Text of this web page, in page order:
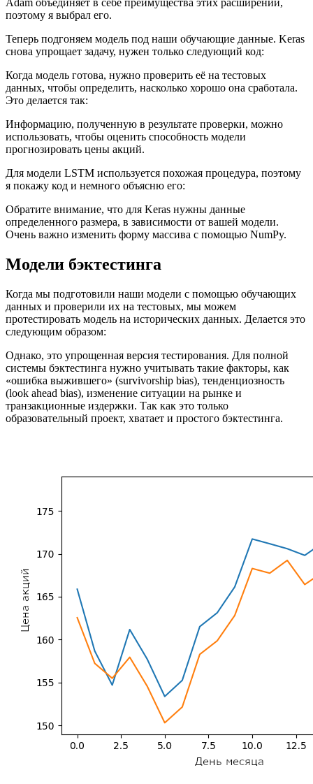
поэтому я выбрал его.
Теперь подгоняем модель под наши обучающие данные. Keras
снова упрощает задачу, нужен только следующий код:
Когда модель готова, нужно проверить её на тестовых
данных, чтобы определить, насколько хорошо она сработала.
Это делается так:
Информацию, полученную в результате проверки, можно
использовать, чтобы оценить способность модели
прогнозировать цены акций.
Для модели LSTM используется похожая процедура, поэтому
я покажу код и немного объясню его:
Обратите внимание, что для Keras нужны данные
определенного размера, в зависимости от вашей модели.
Очень важно изменить форму массива с помощью NumPy.
Модели бэктестинга
Когда мы подготовили наши модели с помощью обучающих
данных и проверили их на тестовых, мы можем
протестировать модель на исторических данных. Делается это
следующим образом:
Однако, это упрощенная версия тестирования. Для полной
системы бэктестинга нужно учитывать такие факторы, как
«ошибка выжившего» (survivorship bias), тенденциозность
(look ahead bias), изменение ситуации на рынке и
транзакционные издержки. Так как это только
образовательный проект, хватает и простого бэктестинга.